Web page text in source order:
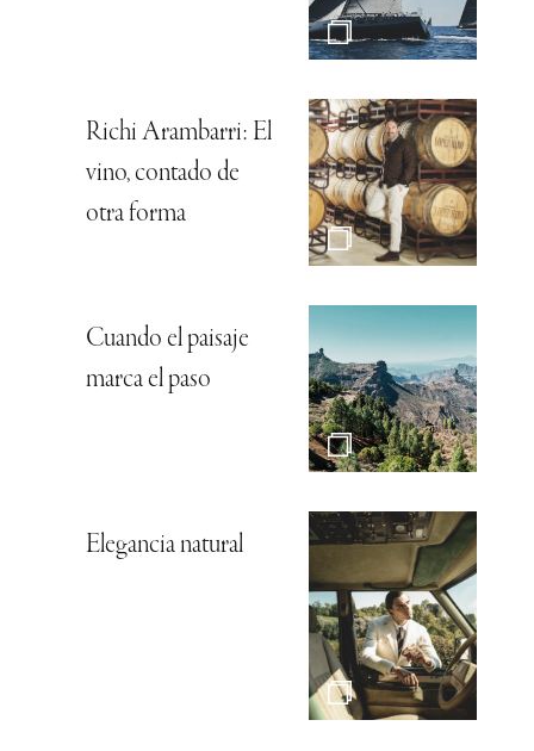
Richi Arambarri: El
vino, contado de
otra forma
Cuando el paisaje
marca el paso
Elegancia natural